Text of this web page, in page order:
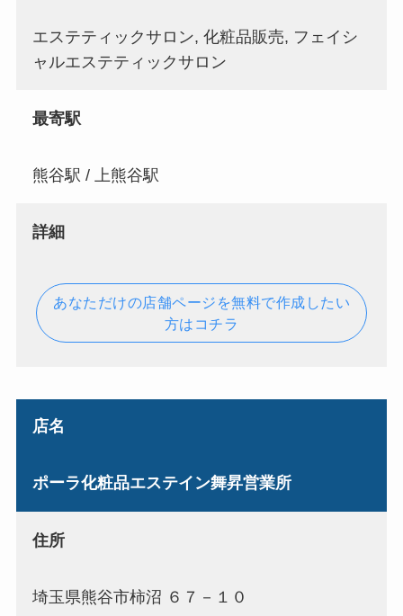
エステティックサロン, 化粧品販売, フェイシ
ャルエステティックサロン
最寄駅
熊谷駅 / 上熊谷駅
詳細
あなただけの店舗ページを無料で作成したい
方はコチラ
店名
ポーラ化粧品エステイン舞昇営業所
住所
埼玉県熊谷市柿沼 ６７－１０